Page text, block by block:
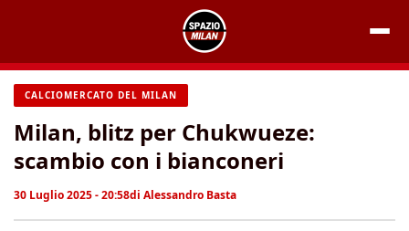
contenuto
CALCIOMERCATO DEL MILAN
Milan, blitz per Chukwueze:
scambio con i bianconeri
30 Luglio 2025 - 20:58di Alessandro Basta